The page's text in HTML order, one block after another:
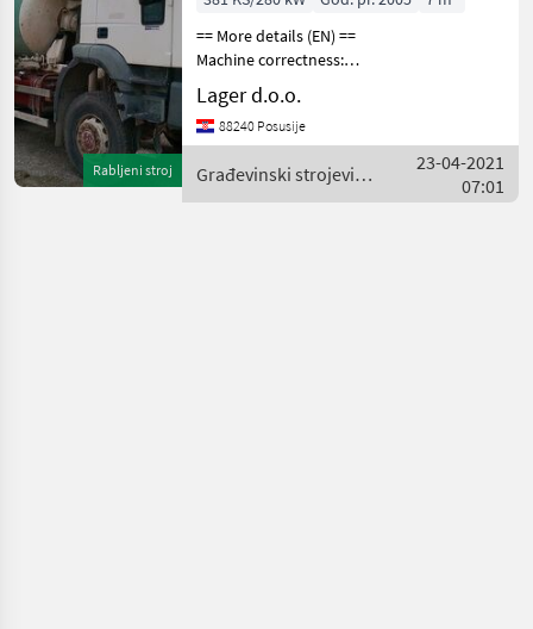
Rabljeni stroj
== More details (EN) ==
Machine correctness:
Correct 7 KOMADA NA
STANJU! GODINA
PROIZVODNJE 2005 2003
nadogradnja Itas 7m3.
pogon 6x6 od 152
Lager d.o.o.
88240 Posusije
Građevinski strojevi /
Iveco
23-04-2021
07:01